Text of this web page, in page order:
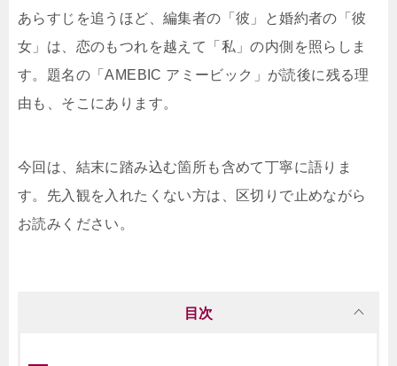
あらすじを追うほど、編集者の「彼」と婚約者の「彼
女」は、恋のもつれを越えて「私」の内側を照らしま
す。題名の「AMEBIC アミービック」が読後に残る理
由も、そこにあります。
今回は、結末に踏み込む箇所も含めて丁寧に語りま
す。先入観を入れたくない方は、区切りで止めながら
お読みください。
目次